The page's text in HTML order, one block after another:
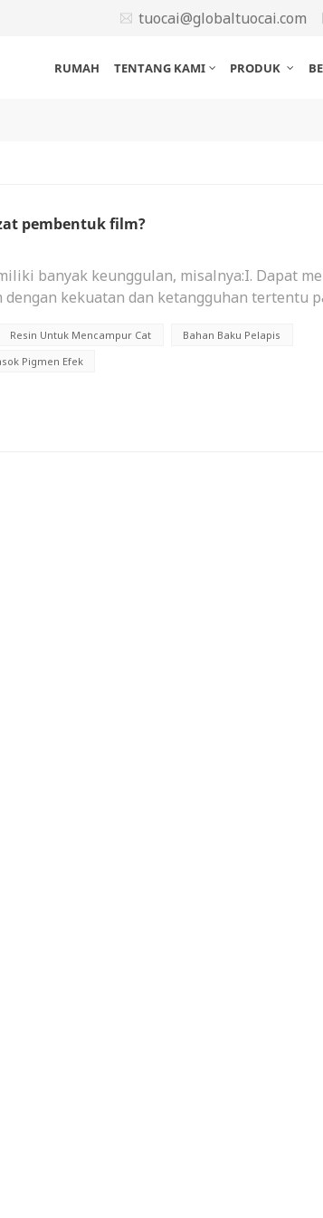
tuocai@globaltuocai.com
RUMAH TENTANG KAMI PRODUK
pembentuk film?
banyak keunggulan, misalnya:I. Dapat
kekuatan dan ketangguhan tertentu
basa, dan garam, yang dapat
kimia yang keras.III. Lapisan film yang
air yang rendah, sehingga dapat
pada benda akibat kelembapan.IV. Dengan
lapisan dengan berbagai warna dan
Resin Untuk Mencampur Cat
Bahan Baku Pelapis
Pigmen Efek